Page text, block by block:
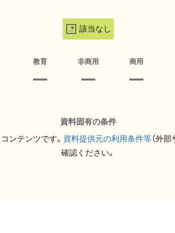
該当なし
教育 非商用 商用
資料固有の条件
ンテンツです。 資料提供元の利用条件等（外
確認ください。